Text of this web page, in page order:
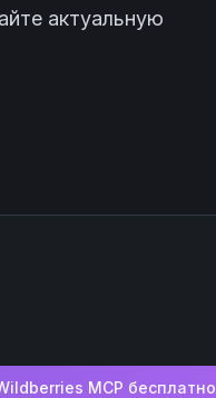
актуальную
MCP бесплатно